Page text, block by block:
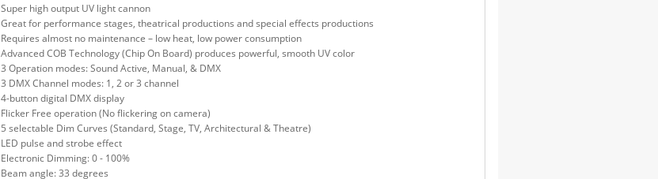
Super high output UV light cannon
Great for performance stages, theatrical productions and special effects productions
Requires almost no maintenance – low heat, low power consumption
Advanced COB Technology (Chip On Board) produces powerful, smooth UV color
3 Operation modes: Sound Active, Manual, & DMX
3 DMX Channel modes: 1, 2 or 3 channel
4-button digital DMX display
Flicker Free operation (No flickering on camera)
5 selectable Dim Curves (Standard, Stage, TV, Architectural & Theatre)
LED pulse and strobe effect
Electronic Dimming: 0 - 100%
Beam angle: 33 degrees